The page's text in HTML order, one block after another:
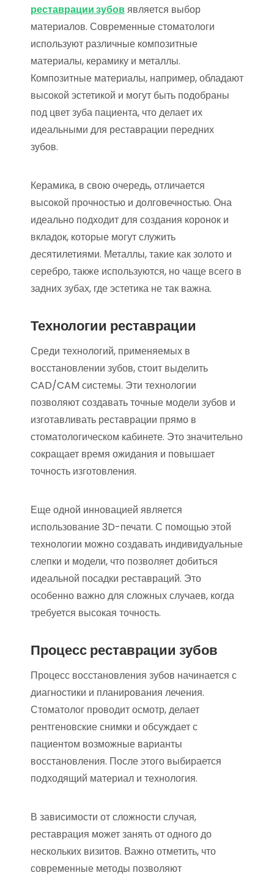
реставрации зубовявляется выбор
материалов. Современные стоматологи
используют различные композитные
материалы, керамику и металлы.
Композитные материалы, например, обладают
высокой эстетикой и могут быть подобраны
под цвет зуба пациента, что делает их
идеальными для реставрации передних
зубов.
Керамика, в свою очередь, отличается
высокой прочностью и долговечностью. Она
идеально подходит для создания коронок и
вкладок, которые могут служить
десятилетиями. Металлы, такие как золото и
серебро, также используются, но чаще всего в
задних зубах, где эстетика не так важна.
Технологии реставрации
Среди технологий, применяемых в
восстановлении зубов, стоит выделить
CAD/CAM системы. Эти технологии
позволяют создавать точные модели зубов и
изготавливать реставрации прямо в
стоматологическом кабинете. Это значительно
сокращает время ожидания и повышает
точность изготовления.
Еще одной инновацией является
использование 3D-печати. С помощью этой
технологии можно создавать индивидуальные
слепки и модели, что позволяет добиться
идеальной посадки реставраций. Это
особенно важно для сложных случаев, когда
требуется высокая точность.
Процесс реставрации зубов
Процесс восстановления зубов начинается с
диагностики и планирования лечения.
Стоматолог проводит осмотр, делает
рентгеновские снимки и обсуждает с
пациентом возможные варианты
восстановления. После этого выбирается
подходящий материал и технология.
В зависимости от сложности случая,
реставрация может занять от одного до
нескольких визитов. Важно отметить, что
современные методы позволяют